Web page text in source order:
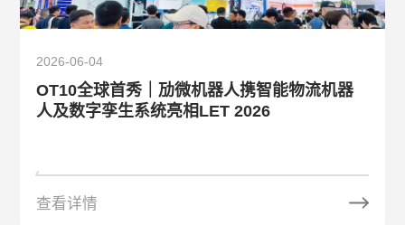
2026-06-04
OT10全球首秀｜劢微机器人携智能物流机器
人及数字孪生系统亮相LET 2026
查看详情